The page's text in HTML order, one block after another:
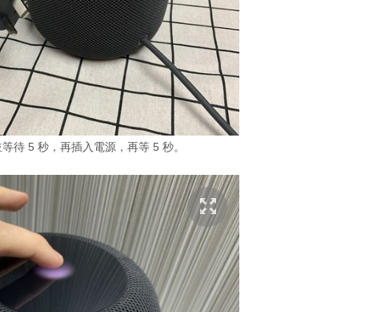
待 5 秒，再插入電源，再等 5 秒。